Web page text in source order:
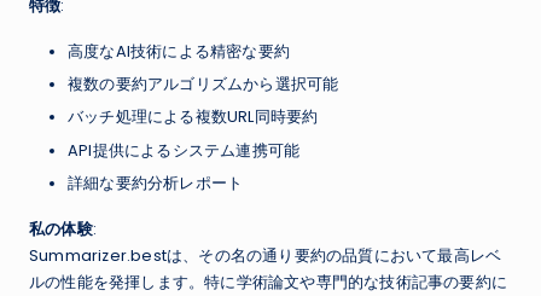
特徴:
高度なAI技術による精密な要約
複数の要約アルゴリズムから選択可能
バッチ処理による複数URL同時要約
API提供によるシステム連携可能
詳細な要約分析レポート
私の体験:
Summarizer.bestは、その名の通り要約の品質において最高レベ
ルの性能を発揮します。特に学術論文や専門的な技術記事の要約に